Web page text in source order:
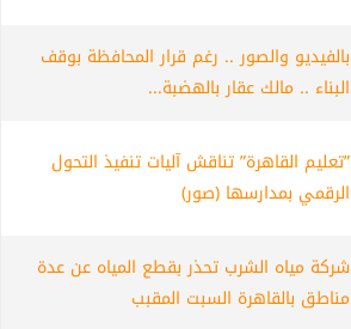
بالفيديو والصور .. رغم قرار المحافظة بوقف
البناء .. مالك عقار بالهضبة...
”تعليم القاهرة” تناقش آليات تنفيذ التحول
الرقمي بمدارسها (صور)
شركة مياه الشرب تحذر بقطع المياه عن عدة
مناطق بالقاهرة السبت المقبب